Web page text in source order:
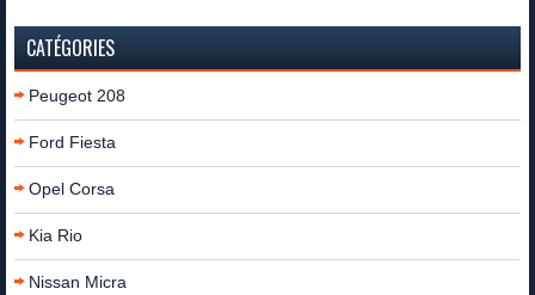
CATÉGORIES
Peugeot 208
Ford Fiesta
Opel Corsa
Kia Rio
Nissan Micra